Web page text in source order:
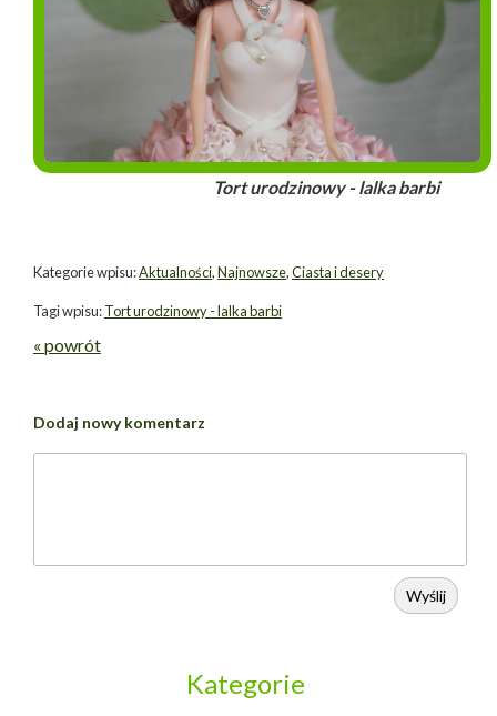
Tort urodzinowy - lalka barbi
Kategorie wpisu:Aktualności,Najnowsze,Ciasta i desery
Tagi wpisu:Tort urodzinowy - lalka barbi
« powrót
Dodaj nowy komentarz
Wyślij
Kategorie